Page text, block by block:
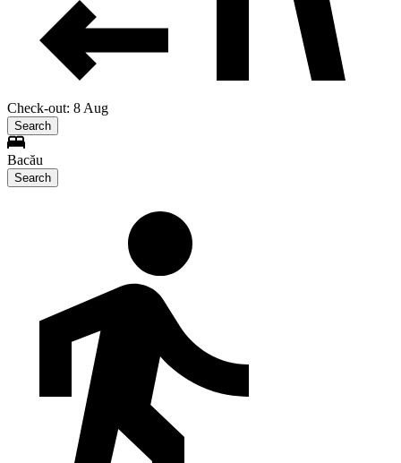
Check-out: 8 Aug
Search
Bacău
Search